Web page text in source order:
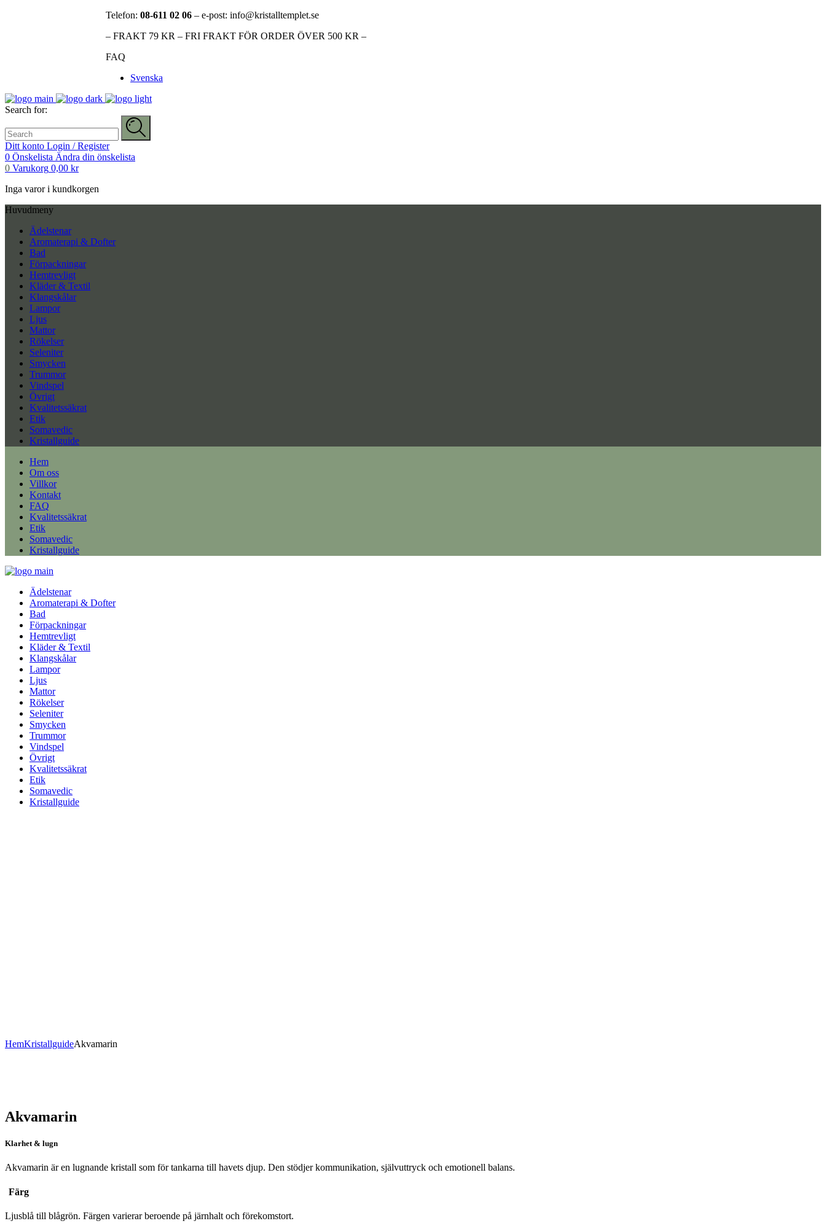
Telefon: 08-611 02 06 – e-post: info@kristalltemplet.se
– FRAKT 79 KR – FRI FRAKT FÖR ORDER ÖVER 500 KR –
FAQ
Svenska
Search for:
Ditt konto Login / Register
0 Önskelista Ändra din önskelista
0 Varukorg 0,00 kr
Inga varor i kundkorgen
Huvudmeny
Ädelstenar
Aromaterapi & Dofter
Bad
Förpackningar
Hemtrevligt
Kläder & Textil
Klangskålar
Lampor
Ljus
Mattor
Rökelser
Seleniter
Smycken
Trummor
Vindspel
Övrigt
Kvalitetssäkrat
Etik
Somavedic
Kristallguide
Hem
Om oss
Villkor
Kontakt
FAQ
Kvalitetssäkrat
Etik
Somavedic
Kristallguide
Ädelstenar
Aromaterapi & Dofter
Bad
Förpackningar
Hemtrevligt
Kläder & Textil
Klangskålar
Lampor
Ljus
Mattor
Rökelser
Seleniter
Smycken
Trummor
Vindspel
Övrigt
Kvalitetssäkrat
Etik
Somavedic
Kristallguide
HemKristallguideAkvamarin
Akvamarin
Klarhet & lugn
Akvamarin är en lugnande kristall som för tankarna till havets djup. Den stödjer kommunikation, självuttryck och emotionell balans.
Färg
Ljusblå till blågrön. Färgen varierar beroende på järnhalt och förekomstort.